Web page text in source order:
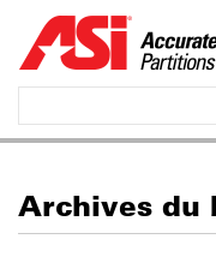
Archives du